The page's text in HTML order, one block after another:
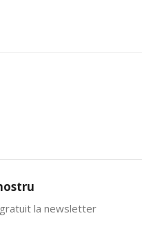
la newsletter